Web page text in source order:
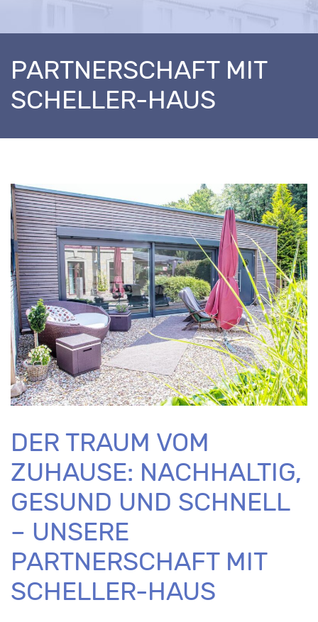
PARTNERSCHAFT MIT
SCHELLER-HAUS
DER TRAUM VOM
ZUHAUSE: NACHHALTIG,
GESUND UND SCHNELL
– UNSERE
PARTNERSCHAFT MIT
SCHELLER-HAUS